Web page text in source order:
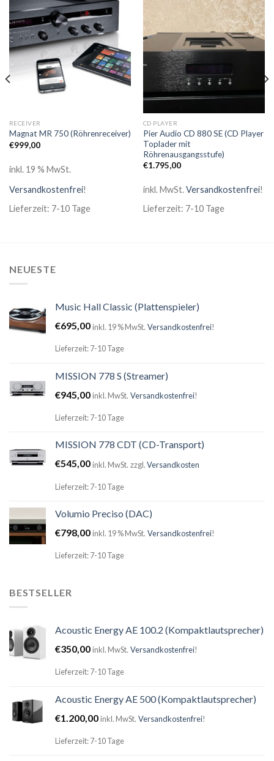
Wunschliste
RECEIVER
Magnat MR 750 (Röhrenreceiver)
€999,00
inkl. 19 % MwSt.
Versandkostenfrei!
Lieferzeit: 7-10 Tage
Wunschliste
CD PLAYER
Pier Audio CD 880 SE (CD Player
Toplader mit
Röhrenausgangsstufe)
€1.795,00
inkl. MwSt.Versandkostenfrei!
Lieferzeit: 7-10 Tage
NEUESTE
Music Hall Classic (Plattenspieler)
€695,00inkl. 19 % MwSt. Versandkostenfrei!
Lieferzeit: 7-10 Tage
MISSION 778 S (Streamer)
€945,00inkl. MwSt. Versandkostenfrei!
Lieferzeit: 7-10 Tage
MISSION 778 CDT (CD-Transport)
€545,00inkl. MwSt. zzgl.Versandkosten
Lieferzeit: 7-10 Tage
Volumio Preciso (DAC)
€798,00inkl. 19 % MwSt. Versandkostenfrei!
Lieferzeit: 7-10 Tage
BESTSELLER
Acoustic Energy AE 100.2 (Kompaktlautsprecher)
€350,00inkl. MwSt. Versandkostenfrei!
Lieferzeit: 7-10 Tage
Acoustic Energy AE 500 (Kompaktlautsprecher)
€1.200,00inkl. MwSt. Versandkostenfrei!
Lieferzeit: 7-10 Tage